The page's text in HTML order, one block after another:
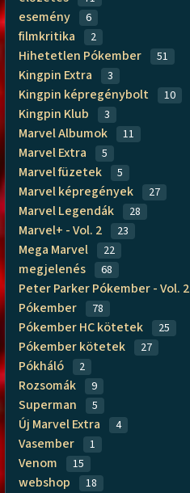
esemény 6
filmkritika 2
Hihetetlen Pókember 51
Kingpin Extra 3
Kingpin képregénybolt 10
Kingpin Klub 3
Marvel Albumok 11
Marvel Extra 5
Marvel füzetek 5
Marvel képregények 27
Marvel Legendák 28
Marvel+ - Vol. 2 23
Mega Marvel 22
megjelenés 68
Peter Parker Pókember - Vol. 2
Pókember 78
Pókember HC kötetek 25
Pókember kötetek 27
Pókháló 2
Rozsomák 9
Superman 5
Új Marvel Extra 4
Vasember 1
Venom 15
webshop 18